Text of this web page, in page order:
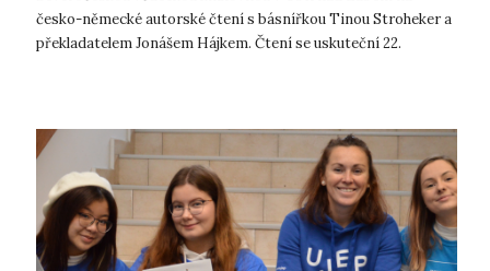
česko-německé autorské čtení s básnířkou Tinou Stroheker a
překladatelem Jonášem Hájkem. Čtení se uskuteční 22.